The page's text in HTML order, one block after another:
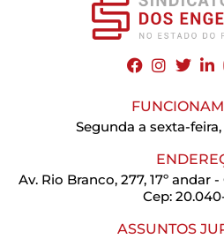
Segunda a sexta-feira,
Av. Rio Branco, 277, 17º andar
Cep:
ASSUNTOS